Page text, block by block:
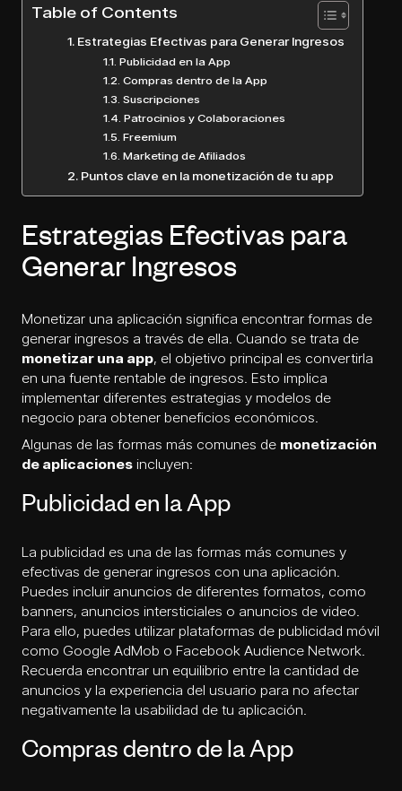
Table of Contents
Estrategias Efectivas para Generar Ingresos
Publicidad en la App
Compras dentro de la App
Suscripciones
Patrocinios y Colaboraciones
Freemium
Marketing de Afiliados
Puntos clave en la monetización de tu app
Estrategias Efectivas para
Generar Ingresos
Monetizar una aplicación significa encontrar formas de
generar ingresos a través de ella. Cuando se trata de
monetizar una app, el objetivo principal es convertirla
en una fuente rentable de ingresos. Esto implica
implementar diferentes estrategias y modelos de
negocio para obtener beneficios económicos.
Algunas de las formas más comunes de monetización
de aplicaciones incluyen:
Publicidad en la App
La publicidad es una de las formas más comunes y
efectivas de generar ingresos con una aplicación.
Puedes incluir anuncios de diferentes formatos, como
banners, anuncios intersticiales o anuncios de video.
Para ello, puedes utilizar plataformas de publicidad móvil
como Google AdMob o Facebook Audience Network.
Recuerda encontrar un equilibrio entre la cantidad de
anuncios y la experiencia del usuario para no afectar
negativamente la usabilidad de tu aplicación.
Compras dentro de la App